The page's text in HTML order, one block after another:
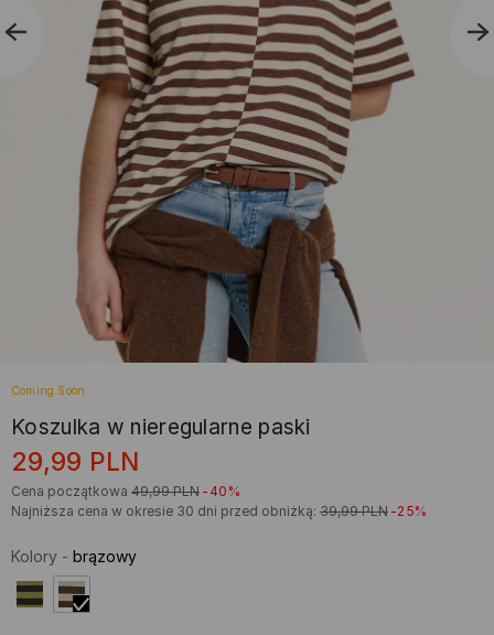
Coming Soon
Koszulka w nieregularne paski
29,99 PLN
Cena początkowa 49,99 PLN -40%
Najniższa cena w okresie 30 dni przed obniżką: 39,99 PLN -25%
Kolory - brązowy